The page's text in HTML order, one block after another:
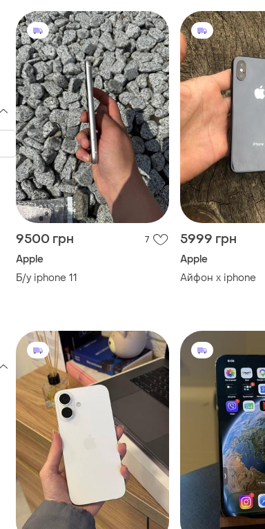
9500 грн 7
Apple
Б/у iphone 11
5999 грн
Apple
Айфон x iphone